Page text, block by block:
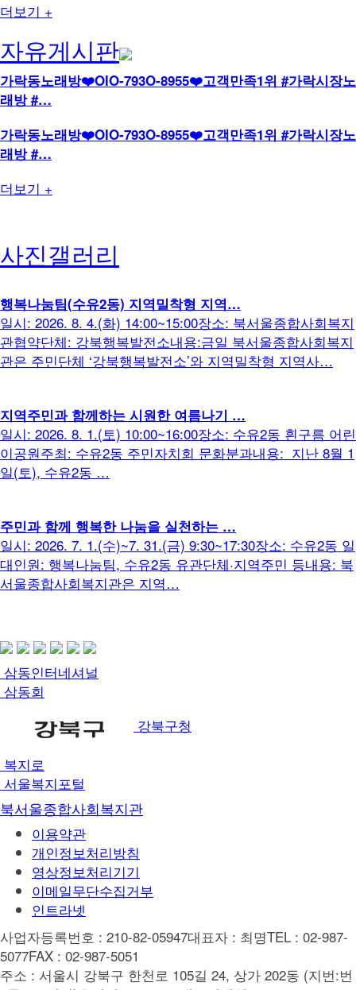
더보기 +
자유게시판
가락동노래방❤️OlO-793O-8955❤️고객만족1위 #가락시장노
래방 #…
가락동노래방❤️OlO-793O-8955❤️고객만족1위 #가락시장노
래방 #…
더보기 +
사진갤러리
행복나눔팀(수유2동) 지역밀착형 지역…
일시: 2026. 8. 4.(화) 14:00~15:00장소: 북서울종합사회복지
관협약단체: 강북행복발전소내용:금일 북서울종합사회복지
관은 주민단체 ‘강북행복발전소’와 지역밀착형 지역사…
지역주민과 함께하는 시원한 여름나기 …
일시: 2026. 8. 1.(토) 10:00~16:00장소: 수유2동 흰구름 어린
이공원주최: 수유2동 주민자치회 문화분과내용: 지난 8월 1
일(토), 수유2동 …
주민과 함께 행복한 나눔을 실천하는 …
일시: 2026. 7. 1.(수)~7. 31.(금) 9:30~17:30장소: 수유2동 일
대인원: 행복나눔팀, 수유2동 유관단체·지역주민 등내용: 북
서울종합사회복지관은 지역…
삼동인터네셔널
삼동회
강북구청
복지로
서울복지포털
북서울종합사회복지관
이용약관
개인정보처리방침
영상정보처리기기
이메일무단수집거부
인트라넷
사업자등록번호 : 210-82-05947대표자 : 최명TEL : 02-987-
5077FAX : 02-987-5051
주소 : 서울시 강북구 한천로 105길 24, 상가 202동 (지번:번